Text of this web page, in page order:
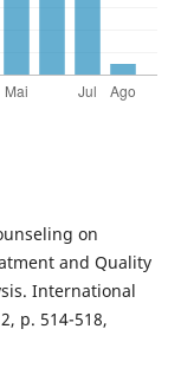
on
and Quality
International
p. 514-518,